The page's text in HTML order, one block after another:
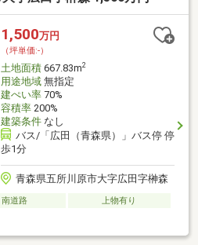
1,500万円
（坪単価:-）
土地面積667.83m2
用途地域無指定
建ぺい率70%
容積率200%
建築条件なし
バス/「広田（青森県）」バス停 停
歩1分
青森県五所川原市大字広田字榊森
南道路
上物有り